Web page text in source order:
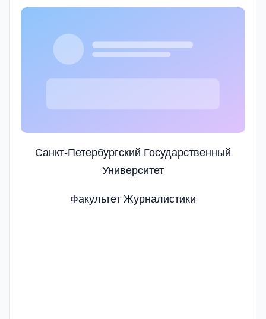
Санкт-Петербургский Государственный
Университет
Факультет Журналистики